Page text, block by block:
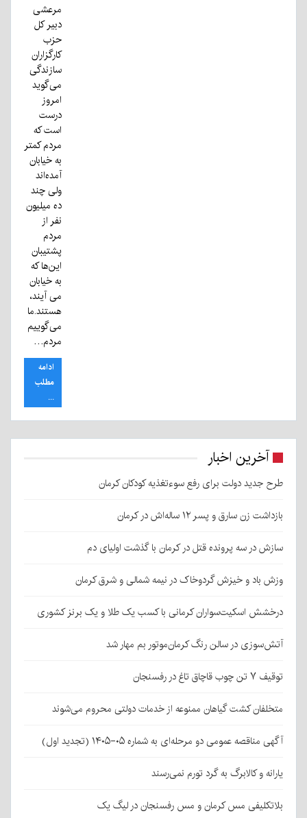
مرعشی
دبیر کل
حزب
کارگزاران
سازندگی
می‌گوید
امروز
درست
است که
مردم کمتر
به خیابان
آمده‌اند
ولی چند
ده میلیون
نفر از
مردم
پشتیبان
این‌ها که
به خیابان
می آیند،
هستند.ما
می‌گوییم
مردم…
ادامه
مطلب
...
آخرین اخبار
طرح جدید دولت برای رفع سوءتغذیه کودکان کرمان
بازداشت زن سارق و پسر ۱۲ ساله‌اش در کرمان
سازش در سه پرونده قتل در کرمان با گذشت اولیای دم
وزش باد و خیزش گردوخاک در نیمه شمالی و شرق کرمان
درخشش اسکیت‌سواران کرمانی با کسب یک طلا و یک برنز کشوری
آتش‌سوزی در سالن رنگ کرمان‌موتور بم مهار شد
توقیف ۷ تن چوب قاچاق تاغ در رفسنجان
متخلفان کشت گیاهان ممنوعه از خدمات دولتی محروم می‌شوند
آگهی مناقصه عمومی دو مرحله‌ای به شماره ۰۵-۱۴۰۵ (تجدید اول)
یارانه و کالابرگ به گرد تورم نمی‌رسند
بلاتکلیفی مس کرمان و مس رفسنجان در لیگ یک